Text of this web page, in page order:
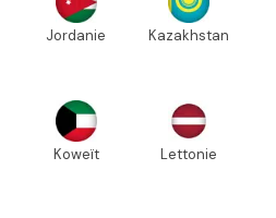
Jordanie Kazakhstan
Koweït Lettonie